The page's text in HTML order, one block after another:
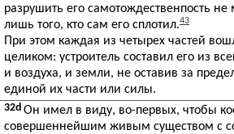
разрушить его самотождественпость
лишь того, кто сам его сплотил.43
При этом каждая из четырех частей
целиком: устроитель составил его из
и воздуха, и земли, не оставив за
единой их части или силы.
32d Он имел в виду, во-первых, чтобы
совершеннейшим живым существом с